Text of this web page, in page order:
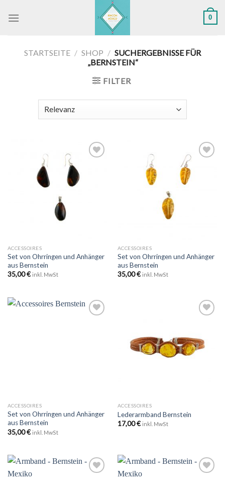
0
STARTSEITE / SHOP / SUCHERGEBNISSE FÜR
„BERNSTEIN“
FILTER
Wunschliste
hinzufügen
ACCESSOIRES
Set von Ohrringen und Anhänger
aus Bernstein
35,00€ inkl. MwSt
Wunschliste
hinzufügen
ACCESSOIRES
Set von Ohrringen und Anhänger
aus Bernstein
35,00€ inkl. MwSt
ACCESSOIRES
Set von Ohrringen und Anhänger
aus Bernstein
35,00€ inkl. MwSt
hinzufügen
ACCESSOIRES
Lederarmband Bernstein
17,00€ inkl. MwSt